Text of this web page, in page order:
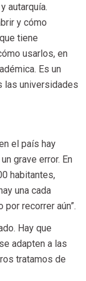
autarquía.
y cómo
tiene
usarlos, en
Es un
las universidades
el país hay
grave error. En
habitantes,
una cada
recorrer aún”.
Hay que
adapten a las
tratamos de